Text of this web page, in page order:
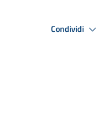
Condividi